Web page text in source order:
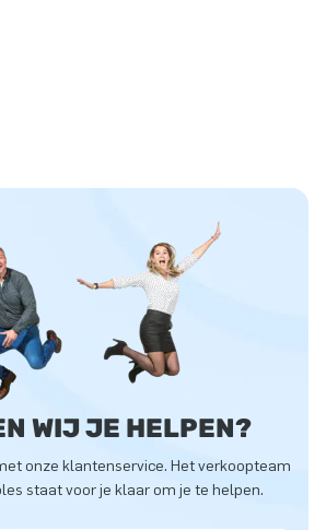
WIJ JE HELPEN?
onze klantenservice. Het verkoopteam
staat voor je klaar om je te helpen.